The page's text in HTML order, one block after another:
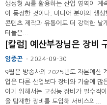
생성형 AI를 활용하는 산업 영역이 계
이 등장한 것이다. 미디어 분야의 생
콘텐츠 제작과 유통에도 더 강력한 날
터들은...
[칼럼] 예산부장님은 장비
임중곤 - 2024-09-30
9월은 방송사의 2025년도 자본예산
업은 다른 산업보다 장비와 기술에 많
이기 위해서는 고성능 장비가 필수적
을 탑재한 장비를 도입해 서비스의...